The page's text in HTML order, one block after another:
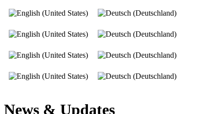
News & Updates